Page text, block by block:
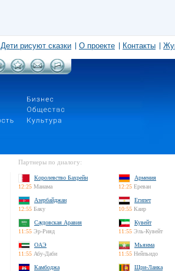
Дети рисуют сказки О проекте Контакты
Партнеры по диалогу:
Королевство Бахрейн
12:25 Манама
Армения
12:25 Ереван
Азербайджан
12:55 Баку
Египет
10:55 Каир
Саудовская Аравия
11:55 Эр-Рияд
Кувейт
11:55 Эль-Кувейт
ОАЭ
11:55 Абу-Даби
Мьянма
11:55 Нейпьидо
Камбоджа
Шри-Ланка